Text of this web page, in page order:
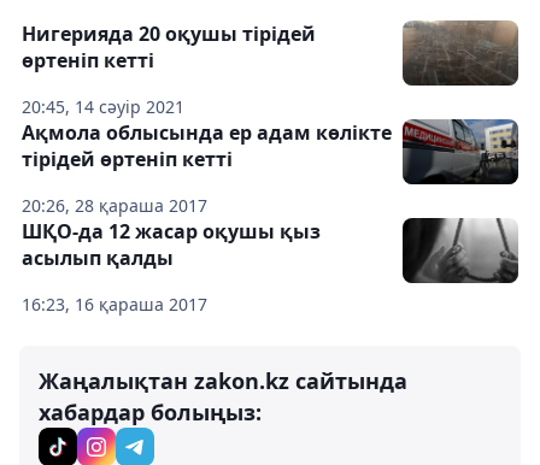
20:45, 14 сәуір 2021
Нигерияда 20 оқушы тірідей
өртеніп кетті
20:26, 28 қараша 2017
Ақмола облысында ер адам көлікте
тірідей өртеніп кетті
16:23, 16 қараша 2017
ШҚО-да 12 жасар оқушы қыз
асылып қалды
Жаңалықтан zakon.kz сайтында
хабардар болыңыз: